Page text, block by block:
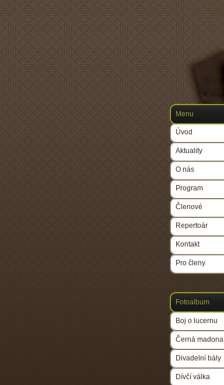
Menu
Úvod
Aktuality
O nás
Program
Členové
Repertoár
Kontakt
Pro členy
Fotoalbum
Boj o lucernu
Černá madona
Divadelní bály
Dívčí válka